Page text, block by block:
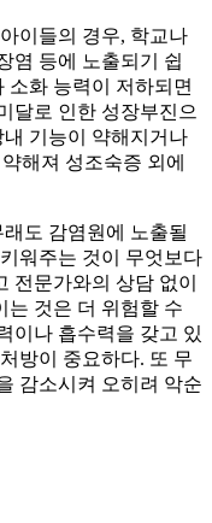
이들의 경우, 학교나
염 등에 노출되기 쉽
소화 능력이 저하되면
달로 인한 성장부진으
기능이 약해지거나
해져 성조숙증 외에
도 감염원에 노출될
워주는 것이 무엇보다
전문가와의 상담 없이
는 것은 더 위험할 수
이나 흡수력을 갖고 있
방이 중요하다. 또 무
감소시켜 오히려 악순